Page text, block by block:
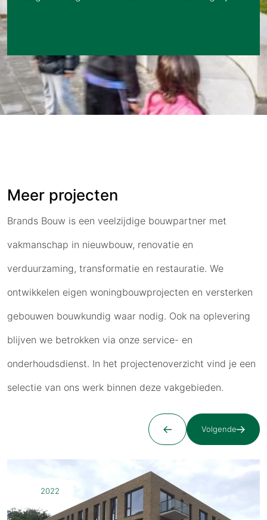
Meer projecten
Brands Bouw is een veelzijdige bouwpartner met
vakmanschap in nieuwbouw, renovatie en
verduurzaming, transformatie en restauratie. We
ontwikkelen eigen woningbouwprojecten en versterken
gebouwen bouwkundig waar nodig. Ook na oplevering
blijven we betrokken via onze service- en
onderhoudsdienst. In het projectenoverzicht vind je een
selectie van ons werk binnen deze vakgebieden.
Volgende
2022